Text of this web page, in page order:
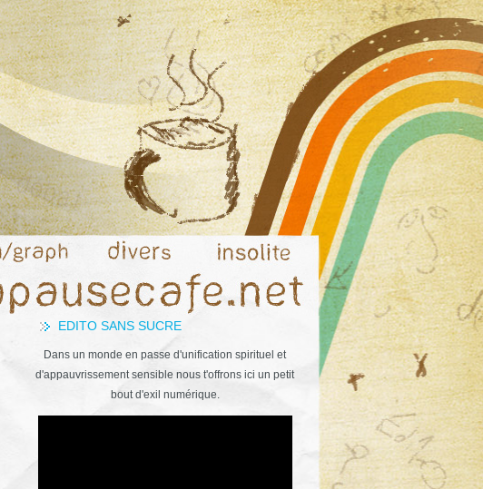
EDITO SANS SUCRE
Dans un monde en passe d'unification spirituel et
d'appauvrissement sensible nous t'offrons ici un petit
bout d'exil numérique.